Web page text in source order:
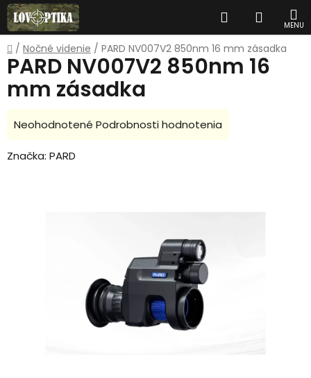
Prejsť
na
obsah
Hľadať
KOŠÍK
Domov
/ Nočné videnie / PARD NV007V2 850nm 16 mm zásadka
PARD NV007V2 850nm 16
mm zásadka
Priemerné
produktu
Neohodnotené Podrobnosti hodnotenia
Značka: PARD